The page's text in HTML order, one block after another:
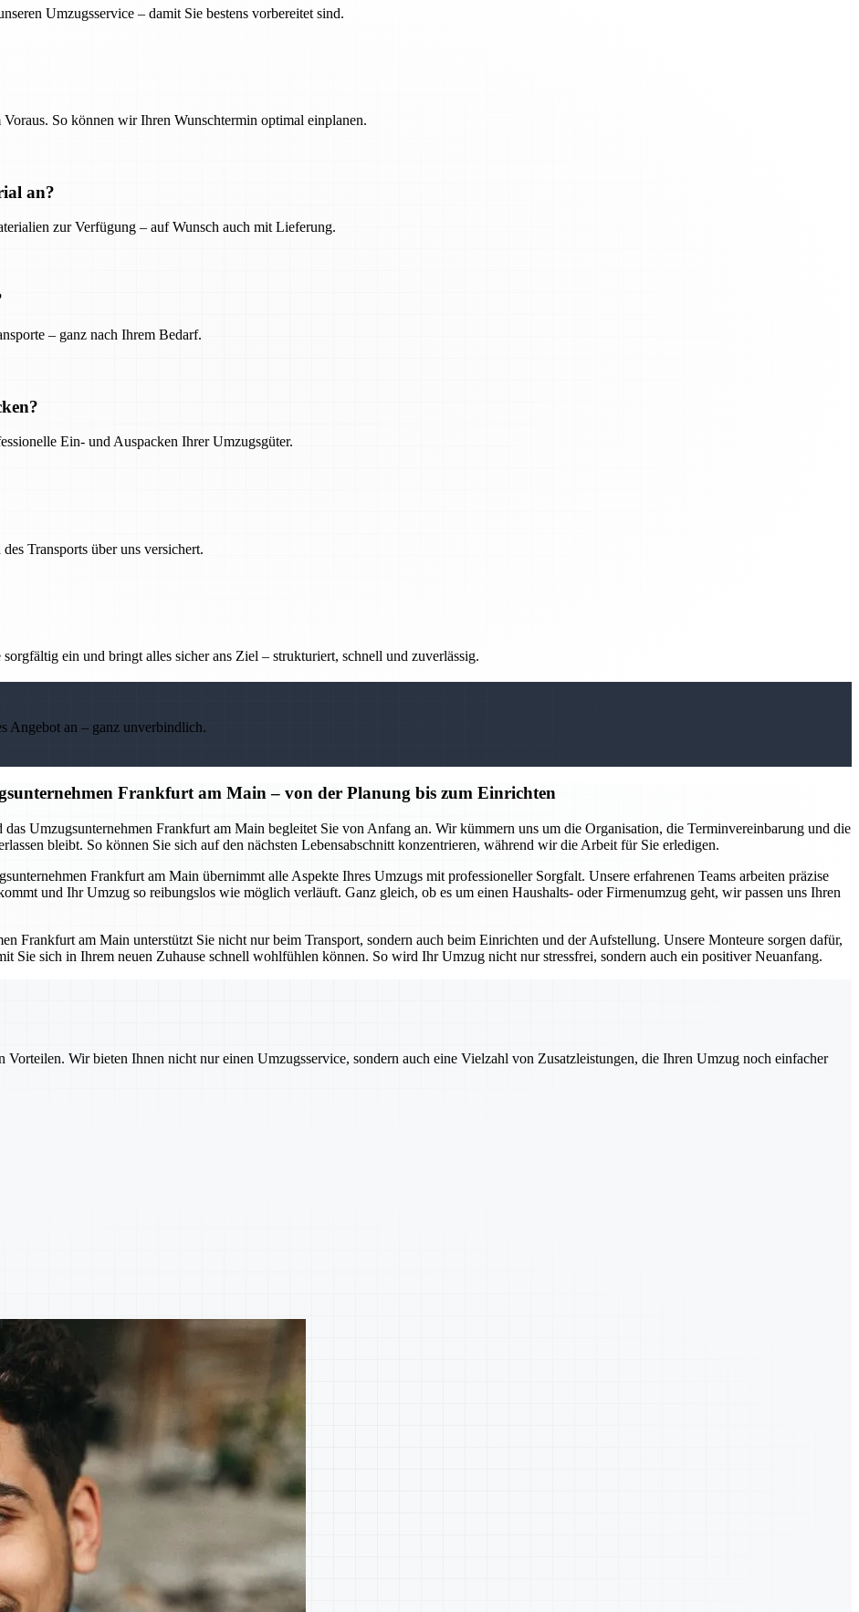
Umzugsservice – damit Sie bestens vorbereitet sind.
So können wir Ihren Wunschtermin optimal einplanen.
an?
zur Verfügung – auf Wunsch auch mit Lieferung.
– ganz nach Ihrem Bedarf.
Ein- und Auspacken Ihrer Umzugsgüter.
Transports über uns versichert.
ein und bringt alles sicher ans Ziel – strukturiert, schnell und zuverlässig.
Angebot an – ganz unverbindlich.
Frankfurt am Main – von der Planung bis zum Einrichten
Umzugsunternehmen Frankfurt am Main begleitet Sie von Anfang an. Wir kümmern uns um die Organisation, die Terminvereinbarung und die
bleibt. So können Sie sich auf den nächsten Lebensabschnitt konzentrieren, während wir die Arbeit für Sie erledigen.
Frankfurt am Main übernimmt alle Aspekte Ihres Umzugs mit professioneller Sorgfalt. Unsere erfahrenen Teams arbeiten präzise
und Ihr Umzug so reibungslos wie möglich verläuft. Ganz gleich, ob es um einen Haushalts- oder Firmenumzug geht, wir passen uns Ihren
Frankfurt am Main unterstützt Sie nicht nur beim Transport, sondern auch beim Einrichten und der Aufstellung. Unsere Monteure sorgen dafür,
Sie sich in Ihrem neuen Zuhause schnell wohlfühlen können. So wird Ihr Umzug nicht nur stressfrei, sondern auch ein positiver Neuanfang.
Wir bieten Ihnen nicht nur einen Umzugsservice, sondern auch eine Vielzahl von Zusatzleistungen, die Ihren Umzug noch einfacher